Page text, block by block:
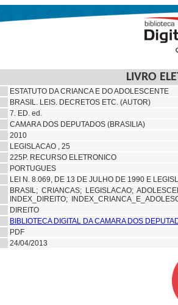
LIVRO
ESTATUTO DA CRIANCA E DO ADOLESCENTE
BRASIL. LEIS. DECRETOS ETC. (AUTOR)
7. ED. ed.
CAMARA DOS DEPUTADOS (BRASILIA)
2010
LEGISLACAO , 25
225P. RECURSO ELETRONICO
PORTUGUES
LEI N. 8.069, DE 13 DE JULHO DE 1990 E
BRASIL; CRIANCAS; LEGISLACAO;
INDEX_DIREITO;
DIREITO
BIBLIOTECA DIGITAL DA CAMARA DOS
PDF
24/04/2013